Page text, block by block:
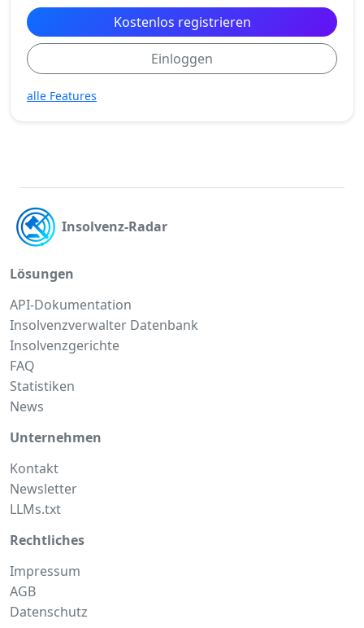
Kostenlos registrieren
Einloggen
alle Features
Insolvenz-Radar
Lösungen
API-Dokumentation
Insolvenzverwalter Datenbank
Insolvenzgerichte
FAQ
Statistiken
News
Unternehmen
Kontakt
Newsletter
LLMs.txt
Rechtliches
Impressum
AGB
Datenschutz